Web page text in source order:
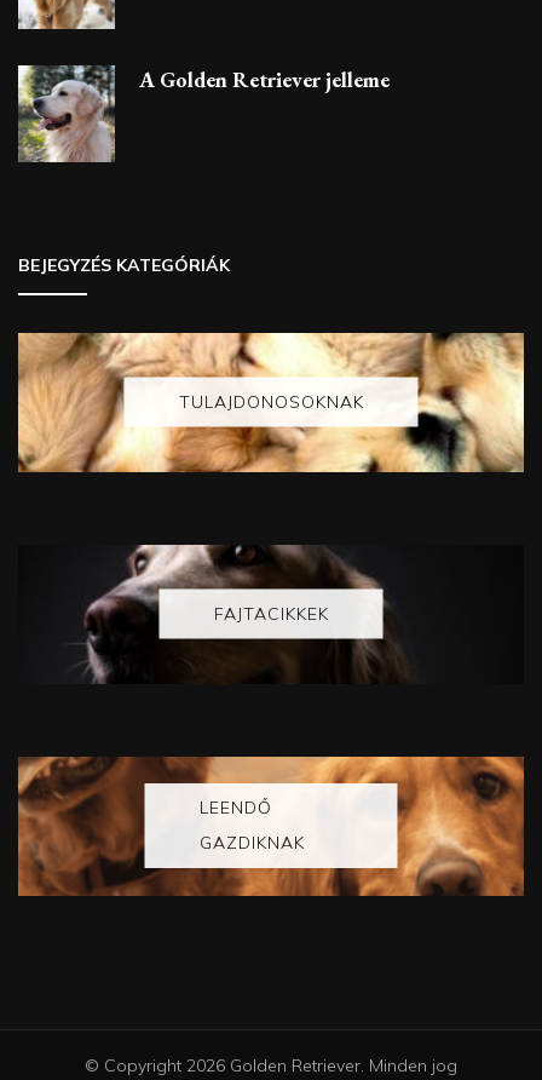
A Golden Retriever jelleme
BEJEGYZÉS KATEGÓRIÁK
TULAJDONOSOKNAK
FAJTACIKKEK
LEENDŐ
GAZDIKNAK
© Copyright 2026 Golden Retriever. Minden jog